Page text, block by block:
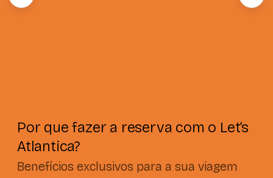
Por que fazer a reserva com o Let’s
Atlantica?
Benefícios exclusivos para a sua viagem